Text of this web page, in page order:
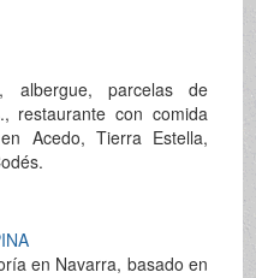
albergue, parcelas de
restaurante con comida
Acedo, Tierra Estella,
en Navarra, basado en